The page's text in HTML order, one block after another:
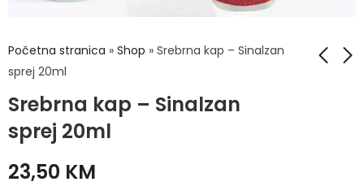
Početna stranica » Shop » Srebrna kap – Sinalzan
sprej 20ml
Srebrna kap – Sinalzan
sprej 20ml
Sprej hladni M-AID
23,50 KM